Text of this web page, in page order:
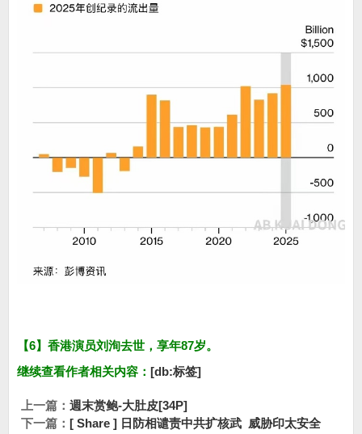
【6】香港演员刘洵去世，享年87岁。
继续查看作者相关内容： [db:标签]
上一篇： 週末赏鲍-大肚皮[34P]
下一篇： [ Share ] 日防相谴责中共扩核武 威胁印太安全